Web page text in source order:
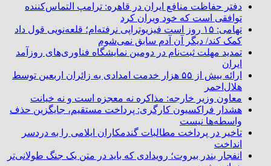
دفتر حفاظت منافع ایران در قاهره: ترامپ التماس‌کننده
توافقی است که خود ویران کرد
تهامی: ۱۵ روز است فیزیوتراپی نرفته‌ام؛ قلعه‌نویی قول داد
کمک کند/ دیگر آن آدم سابق نمی‌شوم
تمدید مهلت ثبت‌نام در دومین نمایشگاه فناوری‌های روزآمد
ایران
ارائه بیش از ۵۵ هزار خدمت امدادی به زائران اربعین توسط
هلال‌احمر
معاون وزیر خارجه: مذاکره نه معجزه است و نه خیانت
هشدار فراکسیون کارگری: پرداخت مستقیم، جایگزین حذف
واسطه‌ها نیست
تاخیر در پرداخت مطالبات گندمکاران ایلامی را به دردسر
انداخت
انفجار بندر بیروت؛ رویدادی که باید در متن یک جنگ طولانی‌تر